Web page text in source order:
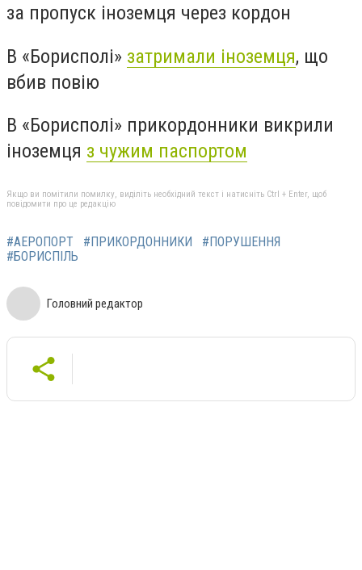
за пропуск іноземця через кордон
В «Борисполі» затримали іноземця, що
вбив повію
В «Борисполі» прикордонники викрили
іноземця з чужим паспортом
Якщо ви помітили помилку, виділіть необхідний текст і натисніть Ctrl + Enter, щоб
повідомити про це редакцію
#АЕРОПОРТ #ПРИКОРДОННИКИ
#ПОРУШЕННЯ
#БОРИСПІЛЬ
Головний редактор